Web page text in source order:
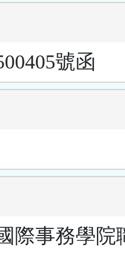
號函
際事務學院